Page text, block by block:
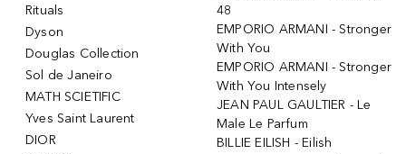
Rituals
Dyson
Douglas Collection
Sol de Janeiro
MATH SCIETIFIC
Yves Saint Laurent
DIOR
48
EMPORIO ARMANI - Stronger
With You
EMPORIO ARMANI - Stronger
With You Intensely
JEAN PAUL GAULTIER - Le
Male Le Parfum
BILLIE EILISH - Eilish